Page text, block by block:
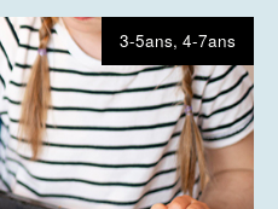
3-5ans, 4-7ans